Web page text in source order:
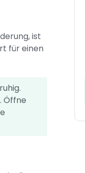
ist
für einen
Öffne